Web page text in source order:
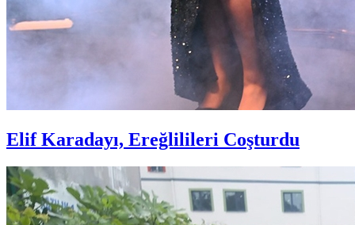
Elif Karadayı, Ereğlilileri Coşturdu